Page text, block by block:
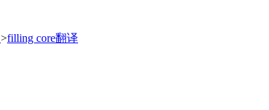
>filling core翻译